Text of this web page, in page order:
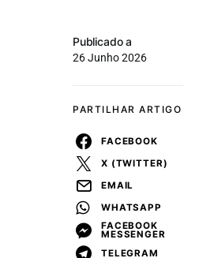
Publicado a
26 Junho 2026
PARTILHAR ARTIGO
FACEBOOK
X (TWITTER)
EMAIL
WHATSAPP
FACEBOOK
MESSENGER
TELEGRAM